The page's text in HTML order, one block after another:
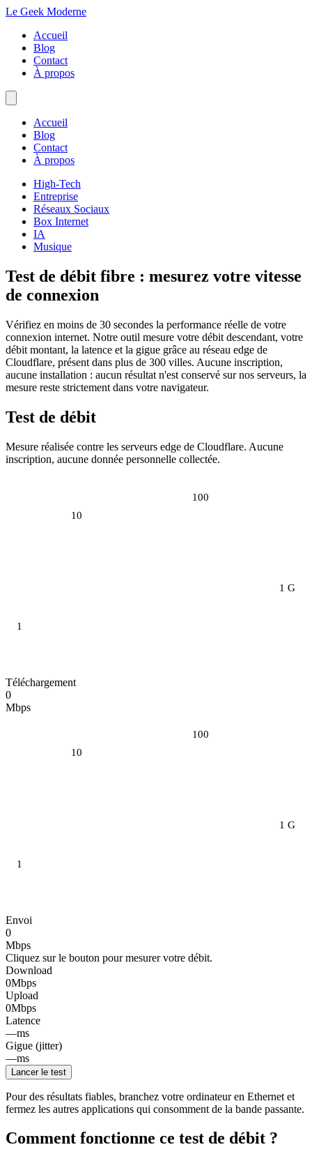
Le Geek Moderne
Accueil
Blog
Contact
À propos
Accueil
Blog
Contact
À propos
High-Tech
Entreprise
Réseaux Sociaux
Box Internet
IA
Musique
Test de débit fibre : mesurez votre vitesse
de connexion
Vérifiez en moins de 30 secondes la performance réelle de votre
connexion internet. Notre outil mesure votre débit descendant, votre
débit montant, la latence et la gigue grâce au réseau edge de
Cloudflare, présent dans plus de 300 villes. Aucune inscription,
aucune installation : aucun résultat n'est conservé sur nos serveurs, la
mesure reste strictement dans votre navigateur.
Test de débit
Mesure réalisée contre les serveurs edge de Cloudflare. Aucune
inscription, aucune donnée personnelle collectée.
1
10
100
1 G
Téléchargement
0
Mbps
1
10
100
1 G
Envoi
0
Mbps
Cliquez sur le bouton pour mesurer votre débit.
Download
0Mbps
Upload
0Mbps
Latence
—ms
Gigue (jitter)
—ms
Lancer le test
Pour des résultats fiables, branchez votre ordinateur en Ethernet et
fermez les autres applications qui consomment de la bande passante.
Comment fonctionne ce test de débit ?